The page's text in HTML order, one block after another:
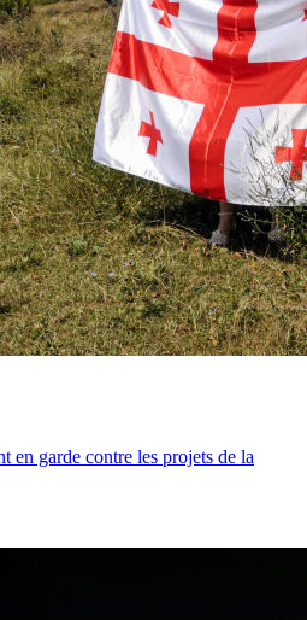
en garde contre les projets de la